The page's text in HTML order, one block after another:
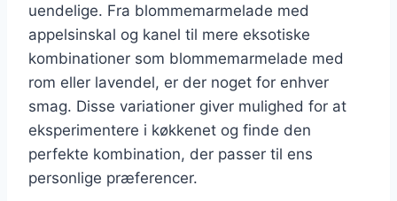
uendelige. Fra blommemarmelade med
appelsinskal og kanel til mere eksotiske
kombinationer som blommemarmelade med
rom eller lavendel, er der noget for enhver
smag. Disse variationer giver mulighed for at
eksperimentere i køkkenet og finde den
perfekte kombination, der passer til ens
personlige præferencer.